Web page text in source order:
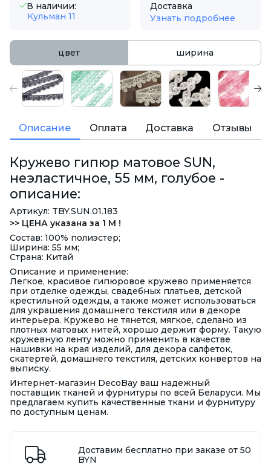
В наличии:
Кульман 11
Доставка
Узнать подробнее
цвет ширина
Описание Оплата Доставка Отзывы
Кружево гипюр матовое SUN,
неэластичное, 55 мм, голубое -
описание:
Артикул: TBY.SUN.01.183
>> ЦЕНА указана за 1 М !
Состав: 100% полиэстер;
Ширина: 55 мм;
Страна: Китай
Описание и применение:
Легкое, красивое гипюровое кружево применяется
при отделке одежды, свадебных платьев, детской
крестильной одежды, а также может использоваться
для украшения домашнего текстиля или в декоре
интерьера. Кружево не тянется, мягкое, сделано из
плотных матовых нитей, хорошо держит форму. Такую
кружевную ленту можно применить в качестве
нашивки на края изделий, для декора салфеток,
скатертей, домашнего текстиля, детских конвертов на
выписку.
Интернет-магазин DecoBay ваш надежный
поставщик тканей и фурнитуры по всей Беларуси. Мы
предлагаем купить качественные ткани и фурнитуру
по доступным ценам.
Доставим бесплатно при заказе от 50
BYN